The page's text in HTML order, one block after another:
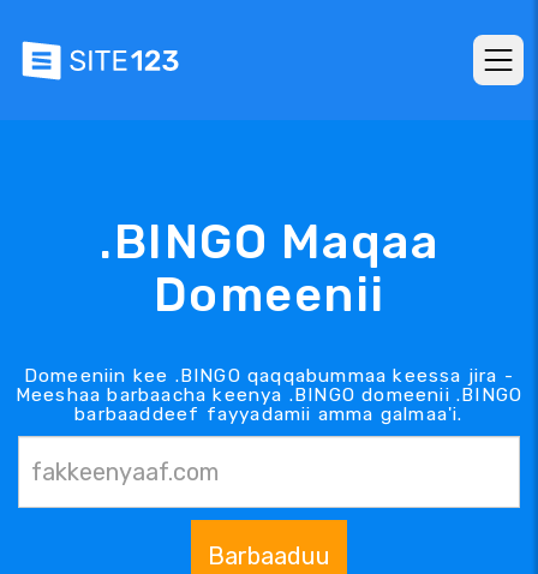
.BINGO Maqaa
Domeenii
Domeeniin kee .BINGO qaqqabummaa keessa jira -
Meeshaa barbaacha keenya .BINGO domeenii .BINGO
barbaaddeef fayyadamii amma galmaa'i.
Barbaaduu